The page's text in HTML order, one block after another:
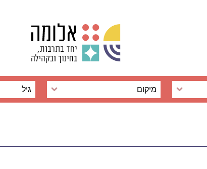
מיקום גיל